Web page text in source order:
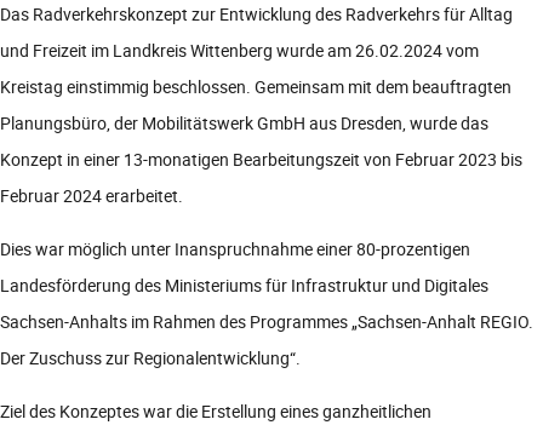
Das Radverkehrskonzept zur Entwicklung des Radverkehrs für Alltag
und Freizeit im Landkreis Wittenberg wurde am 26.02.2024 vom
Kreistag einstimmig beschlossen. Gemeinsam mit dem beauftragten
Planungsbüro, der Mobilitätswerk GmbH aus Dresden, wurde das
Konzept in einer 13-monatigen Bearbeitungszeit von Februar 2023 bis
Februar 2024 erarbeitet.
Dies war möglich unter Inanspruchnahme einer 80-prozentigen
Landesförderung des Ministeriums für Infrastruktur und Digitales
Sachsen-Anhalts im Rahmen des Programmes „Sachsen-Anhalt REGIO.
Der Zuschuss zur Regionalentwicklung“.
Ziel des Konzeptes war die Erstellung eines ganzheitlichen